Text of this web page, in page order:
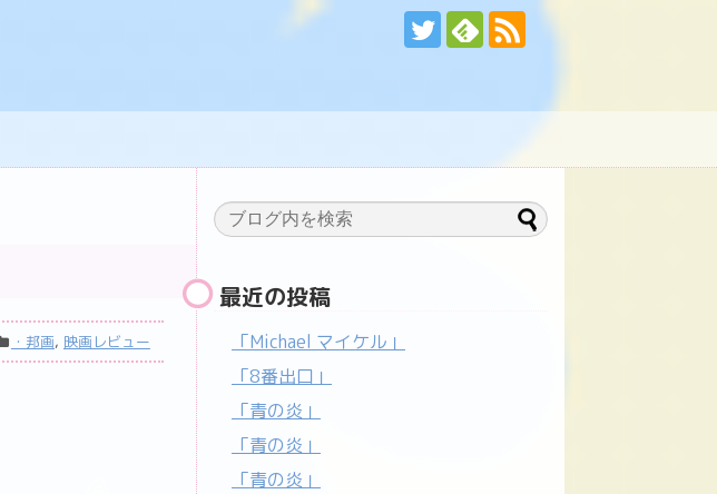
・邦画, 映画レビュー
最近の投稿
「Michael マイケル」
「8番出口」
「青の炎」
「青の炎」
「青の炎」